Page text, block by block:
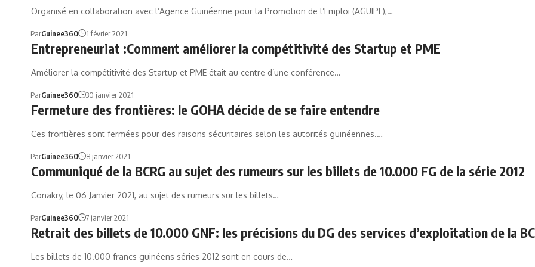
Organisé en collaboration avec l’Agence Guinéenne pour la Promotion de l’Emploi (AGUIPE),…
ParGuinee360 1 février 2021
Entrepreneuriat :Comment améliorer la compétitivité des Startup et PME
Améliorer la compétitivité des Startup et PME était au centre d’une conférence…
ParGuinee360 30 janvier 2021
Fermeture des frontières: le GOHA décide de se faire entendre
Ces frontières sont fermées pour des raisons sécuritaires selon les autorités guinéennes.…
ParGuinee360 8 janvier 2021
Communiqué de la BCRG au sujet des rumeurs sur les billets de 10.000 FG de la série 2012
Conakry, le 06 Janvier 2021, au sujet des rumeurs sur les billets…
ParGuinee360 7 janvier 2021
Retrait des billets de 10.000 GNF: les précisions du DG des services d’exploitation de la
Les billets de 10.000 francs guinéens séries 2012 sont en cours de…